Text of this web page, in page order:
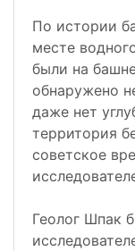
По истории
месте
были на
обнаружено
даже нет
территория
советское
Геолог Шпак